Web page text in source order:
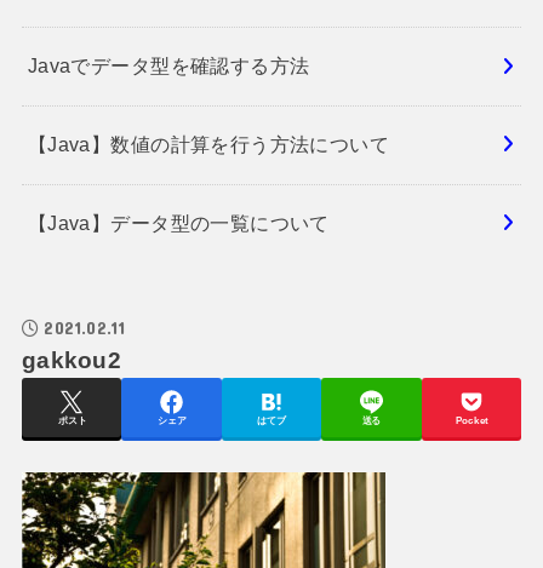
Javaでデータ型を確認する方法
【Java】数値の計算を行う方法について
【Java】データ型の一覧について
2021.02.11
gakkou2
ポスト シェア はてブ 送る Pocket